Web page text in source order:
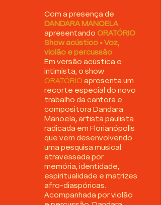
Com a presença de
DANDARA MANOELA
apresentando ORATÓRIO
Show acústico • Voz,
violão e percussão
Em versão acústica e
intimista, o show
ORATÓRIO apresenta um
recorte especial do novo
trabalho da cantora e
compositora Dandara
Manoela, artista paulista
radicada em Florianópolis
que vem desenvolvendo
uma pesquisa musical
atravessada por
memória, identidade,
espiritualidade e matrizes
afro-diaspóricas.
Acompanhada por violão